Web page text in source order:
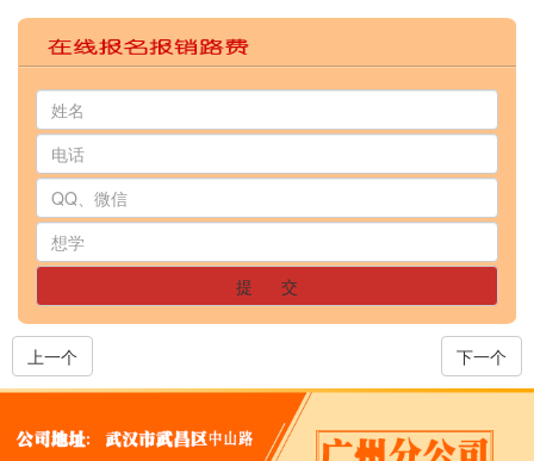
提 交
上一个 下一个